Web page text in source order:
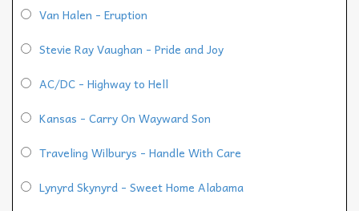
Van Halen - Eruption
Stevie Ray Vaughan - Pride and Joy
AC/DC - Highway to Hell
Kansas - Carry On Wayward Son
Traveling Wilburys - Handle With Care
Lynyrd Skynyrd - Sweet Home Alabama